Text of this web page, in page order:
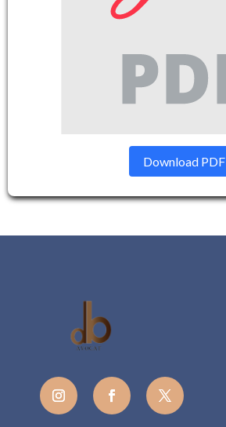
Download PDF